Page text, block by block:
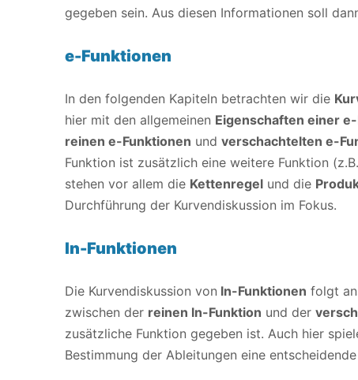
gegeben sein. Aus diesen Informationen soll
e-Funktionen
In den folgenden Kapiteln betrachten wir die
hier mit den allgemeinen Eigenschaften einer
reinen e-Funktionen und verschachtelten e-
Funktion ist zusätzlich eine weitere Funktion
stehen vor allem die Kettenregel und die
Durchführung der Kurvendiskussion im Fokus.
ln-Funktionen
Die Kurvendiskussion von ln-Funktionen folgt
zwischen der reinen ln-Funktion und der
zusätzliche Funktion gegeben ist. Auch hier
Bestimmung der Ableitungen eine entscheidende